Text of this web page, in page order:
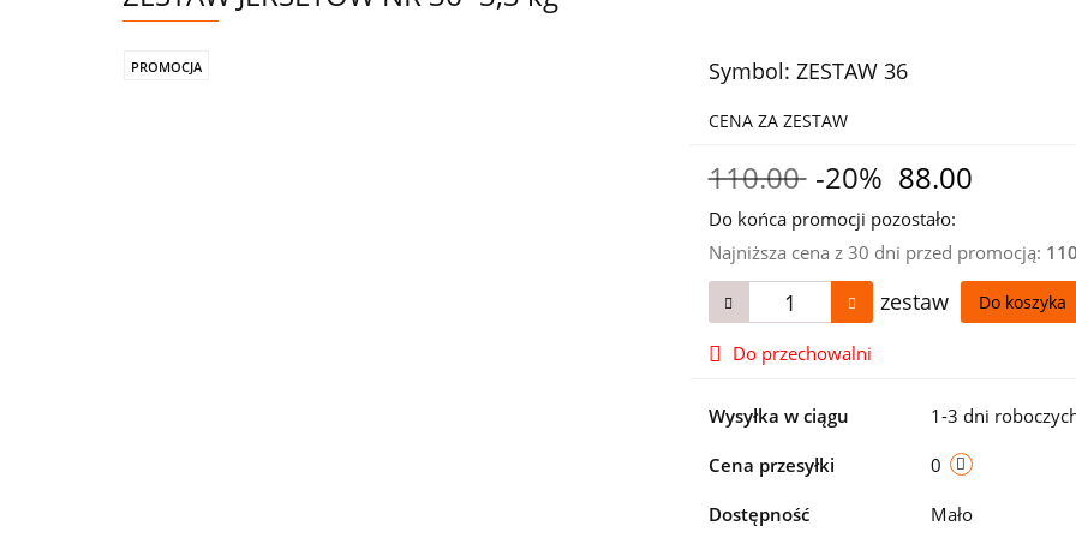
PROMOCJA Symbol: ZESTAW 36
CENA ZA ZESTAW
110.00 -20% 88.00
Do końca promocji pozostało:
Najniższa cena z 30 dni przed promocją:
zestaw Do koszyka
Do przechowalni
Wysyłka w ciągu 1-3 dni
Cena przesyłki 0
Dostępność Mało